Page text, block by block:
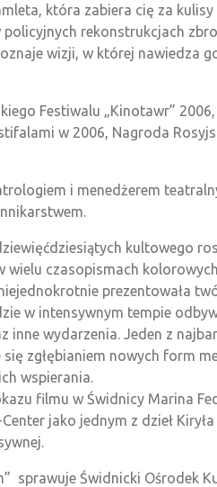
która zabiera cię za
rekonstrukcjach
wizji, w której nawiedza
Festiwalu „Kinotawr”
w 2006, Nagroda
i menedżerem
kultowego
wielu czasopismach
prezentowała
w intensywnym tempie
inne wydarzenia. Jeden z
zgłębianiem nowych form
wspierania.
filmu w Świdnicy Marina
jako jednym z dzieł
sprawuje Świdnicki Ośrodek